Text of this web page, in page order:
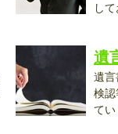
し
遺
遺言
検認
てい